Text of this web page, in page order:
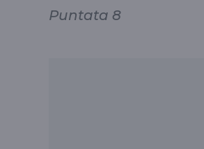
Puntata 8